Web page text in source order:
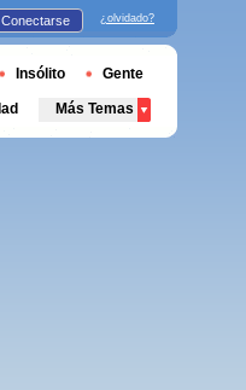
Conectarse ¿olvidado?
Insólito Gente
Más Temas